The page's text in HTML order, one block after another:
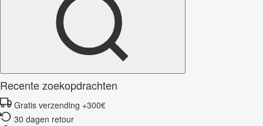
Recente zoekopdrachten
Gratis verzending +300€
30 dagen retour